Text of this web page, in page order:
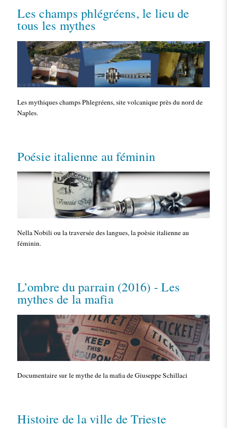
Les champs phlégréens, le lieu de
tous les mythes
Les mythiques champs Phlegréens, site volcanique près du nord de
Naples.
Poésie italienne au féminin
Nella Nobili ou la traversée des langues, la poèsie italienne au
féminin.
L’ombre du parrain (2016) - Les
mythes de la mafia
Documentaire sur le mythe de la mafia de Giuseppe Schillaci
Histoire de la ville de Trieste